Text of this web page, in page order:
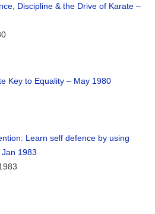
Discipline & the Drive of Karate –
Key to Equality – May 1980
Learn self defence by using
1983